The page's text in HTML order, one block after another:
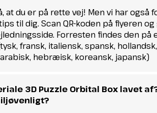
at du er på rette vej! Men vi har også
til dig. Scan QR-koden på flyeren
Forresten findes den på
fransk, italiensk, spansk,
hebræisk, koreansk, japansk)
3D Puzzle Orbital Box lavet